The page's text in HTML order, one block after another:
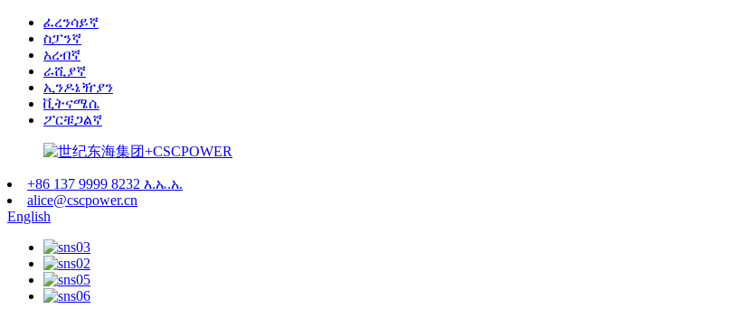
ፈረንሳይኛ
ስፓንኛ
አረብኛ
ራሺያኛ
ኢንዶኔዥያን
ቪትናሜሴ
ፖርቹጋልኛ
+86 137 9999 8232 እ.ኤ.አ.
alice@cscpower.cn
English